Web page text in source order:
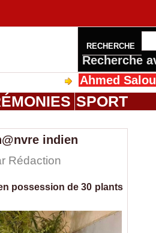
RECHERCHE
Recherche
Ahmed Saloum
SPORT
indien
Rédaction
possession de 30 plants